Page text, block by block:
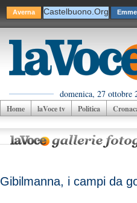
Averna Castelbuono.Org
domenica, 27 ottobre
Home laVoce tv Politica
Gibilmanna, i campi da